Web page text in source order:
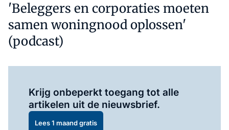
'Beleggers en corporaties moeten
samen woningnood oplossen'
(podcast)
Krijg onbeperkt toegang tot alle
artikelen uit de nieuwsbrief.
Lees 1 maand gratis